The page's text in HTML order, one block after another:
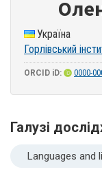
Україна
Горлівський
ORCID iD: 0000-
Галузі
Languages and